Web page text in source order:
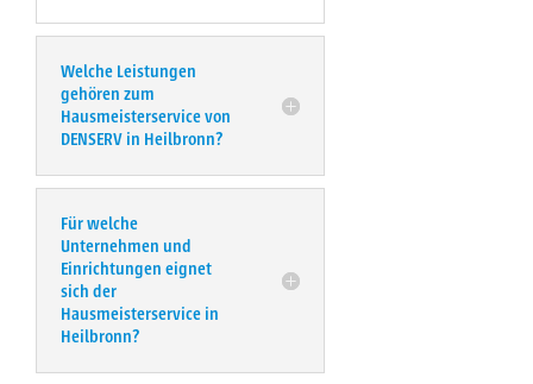
Welche Leistungen
gehören zum
Hausmeisterservice von
DENSERV in Heilbronn?
Für welche
Unternehmen und
Einrichtungen eignet
sich der
Hausmeisterservice in
Heilbronn?